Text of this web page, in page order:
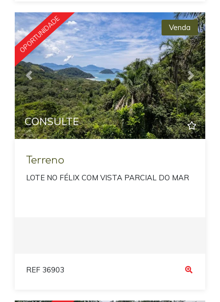
Previous Next
OPORTUNIDADE Venda
CONSULTE
Terreno
LOTE NO FÉLIX COM VISTA PARCIAL DO MAR
REF 36903